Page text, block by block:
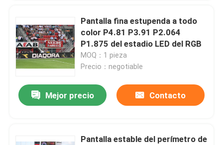
Pantalla fina estupenda a todo
color P4.81 P3.91 P2.064
P1.875 del estadio LED del RGB
MOQ：1 pieza
Precio：negotiable
Mejor precio Contacto
Pantalla estable del perímetro de